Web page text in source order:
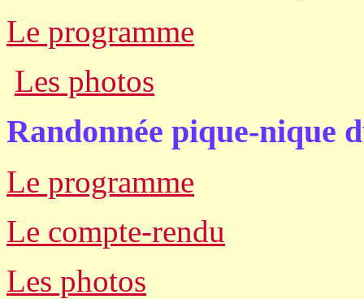
Le programme
Les photos
Randonnée pique-nique
Le programme
Le compte-rendu
Les photos